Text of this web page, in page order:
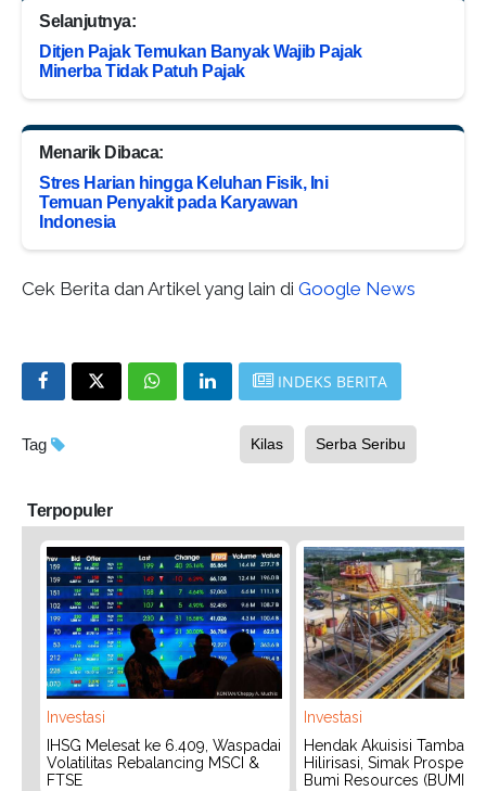
Selanjutnya:
Ditjen Pajak Temukan Banyak Wajib Pajak
Minerba Tidak Patuh Pajak
Menarik Dibaca:
Stres Harian hingga Keluhan Fisik, Ini
Temuan Penyakit pada Karyawan
Indonesia
Cek Berita dan Artikel yang lain di Google News
INDEKS BERITA
Tag Kilas Serba Seribu
Terpopuler
Investasi
IHSG Melesat ke 6.409, Waspadai
Volatilitas Rebalancing MSCI &
FTSE
Investasi
Hendak Akuisisi
Hilirisasi, Simak Prospek
Bumi Resources (BUMI)